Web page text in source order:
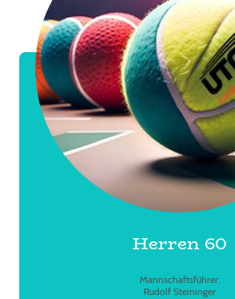
Herren 60
Mannschaftsführer:
Rudolf Steininger